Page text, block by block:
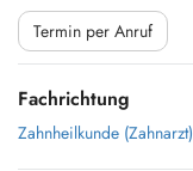
Termin per Anruf
Fachrichtung
Zahnheilkunde (Zahnarzt)